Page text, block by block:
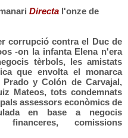
Directa l'onze de
corrupció contra el Duc de
-on la infanta Elena n'era
tèrbols, les amistats
que envolta el monarca
y Colón de Carvajal,
Mateos, tots condemnats
assessors econòmics de
en base a negocis
financeres, comissions